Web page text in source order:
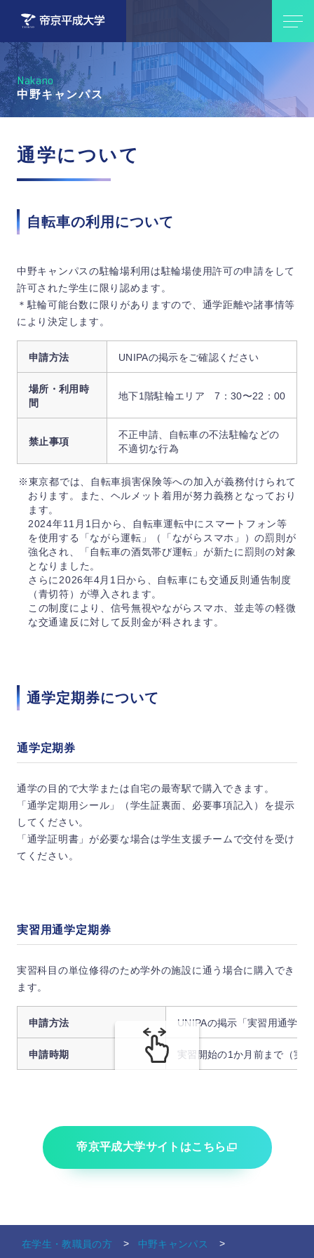
Nakano
中野キャンパス
通学について
自転車の利用について
中野キャンパスの駐輪場利用は駐輪場使用許可の申請をして
許可された学生に限り認めます。
＊駐輪可能台数に限りがありますので、通学距離や諸事情等
により決定します。
申請方法 UNIPAの掲示をご確認ください
場所・利用時
間
地下1階駐輪エリア 7：30〜22：00
禁止事項
不正申請、自転車の不法駐輪などの
不適切な行為
※東京都では、自転車損害保険等への加入が義務付けられて
おります。また、ヘルメット着用が努力義務となっており
ます。
2024年11月1日から、自転車運転中にスマートフォン等
を使用する「ながら運転」（「ながらスマホ」）の罰則が
強化され、「自転車の酒気帯び運転」が新たに罰則の対象
となりました。
さらに2026年4月1日から、自転車にも交通反則通告制度
（青切符）が導入されます。
この制度により、信号無視やながらスマホ、並走等の軽微
な交通違反に対して反則金が科されます。
通学定期券について
通学定期券
通学の目的で大学または自宅の最寄駅で購入できます。
「通学定期用シール」（学生証裏面、必要事項記入）を提示
してください。
「通学証明書」が必要な場合は学生支援チームで交付を受け
てください。
実習用通学定期券
実習科目の単位修得のため学外の施設に通う場合に購入でき
ます。
申請方法 UNIPAの掲示「実習用通学定
申請時期 実習開始の1か月前まで（実
帝京平成大学サイトはこちら
在学生・教職員の方 中野キャンパス